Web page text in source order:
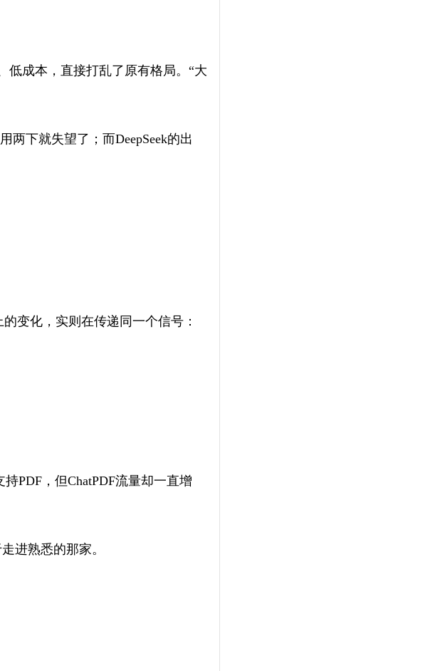
低成本，直接打乱了原有格局。“大
两下就失望了；而DeepSeek的出
变化，实则在传递同一个信号：
PDF，但ChatPDF流量却一直增
进熟悉的那家。